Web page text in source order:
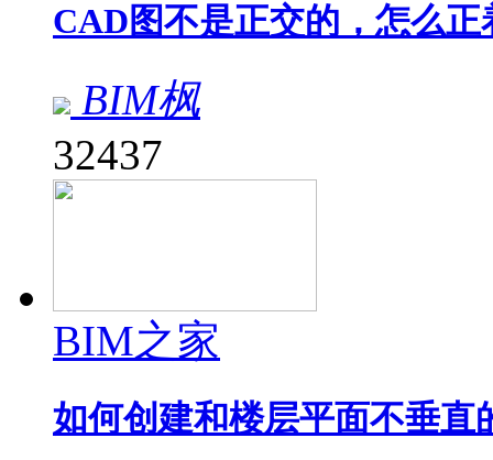
CAD图不是正交的，怎么
BIM枫
32437
BIM之家
如何创建和楼层平面不垂直